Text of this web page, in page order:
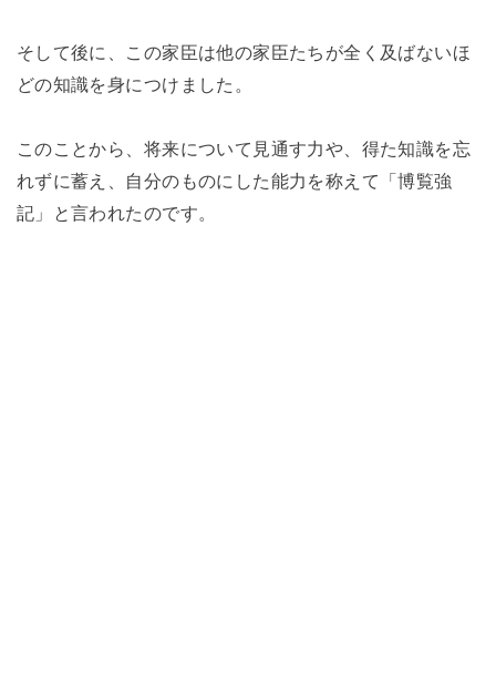
そして後に、この家臣は他の家臣たちが全く及ばないほ
どの知識を身につけました。
このことから、将来について見通す力や、得た知識を忘
れずに蓄え、自分のものにした能力を称えて「博覧強
記」と言われたのです。